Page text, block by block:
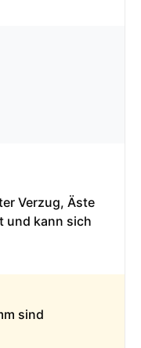
Verzug, Äste
und kann sich
sind